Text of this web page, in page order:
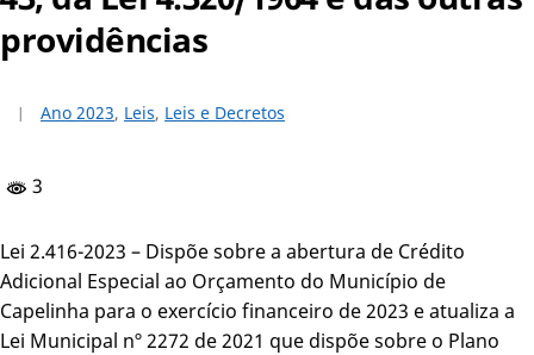
providências
Ano 2023, Leis, Leis e Decretos
3
Lei 2.416-2023 – Dispõe sobre a abertura de Crédito
Adicional Especial ao Orçamento do Município de
Capelinha para o exercício financeiro de 2023 e atualiza a
Lei Municipal nº 2272 de 2021 que dispõe sobre o Plano